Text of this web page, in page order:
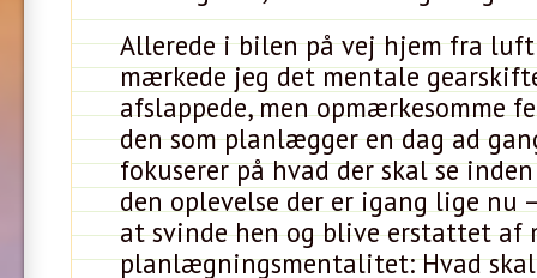
Allerede i bilen på vej hjem fra
mærkede jeg det mentale
afslappede, men opmærkesomme
den som planlægger en dag ad
fokuserer på hvad der skal se
den oplevelse der er igang lige nu
at svinde hen og blive erstattet af
planlægningsmentalitet: Hvad